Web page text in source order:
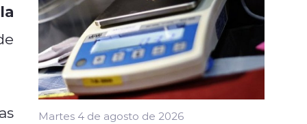
Martes 4 de agosto de 2026